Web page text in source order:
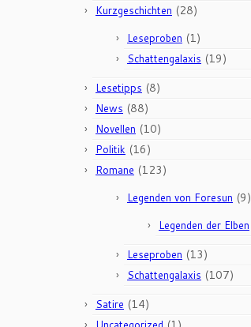
Kurzgeschichten (28)
Leseproben (1)
Schattengalaxis (19)
Lesetipps (8)
News (88)
Novellen (10)
Politik (16)
Romane (123)
Legenden von Foresun (9)
Legenden der Elben
Leseproben (13)
Schattengalaxis (107)
Satire (14)